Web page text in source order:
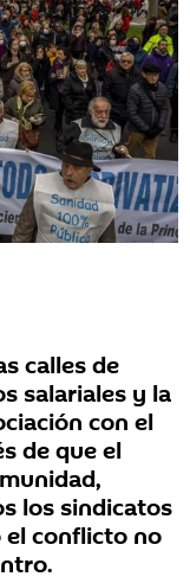
calles de
salariales y la
con el
de que el
los sindicatos
el conflicto no